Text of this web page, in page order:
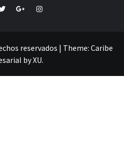
Google+Instagram
reservados | Theme: Caribe
byXU.